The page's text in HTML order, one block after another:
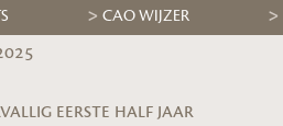
CAO WIJZER
eerste half jaar